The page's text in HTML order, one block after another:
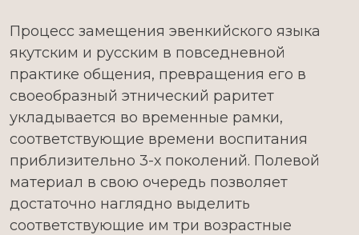
Процесс замещения эвенкийского языка
якутским и русским в повседневной
практике общения, превращения его в
своеобразный этнический раритет
укладывается во временные рамки,
соответствующие времени воспитания
приблизительно 3-х поколений. Полевой
материал в свою очередь позволяет
достаточно наглядно выделить
соответствующие им три возрастные